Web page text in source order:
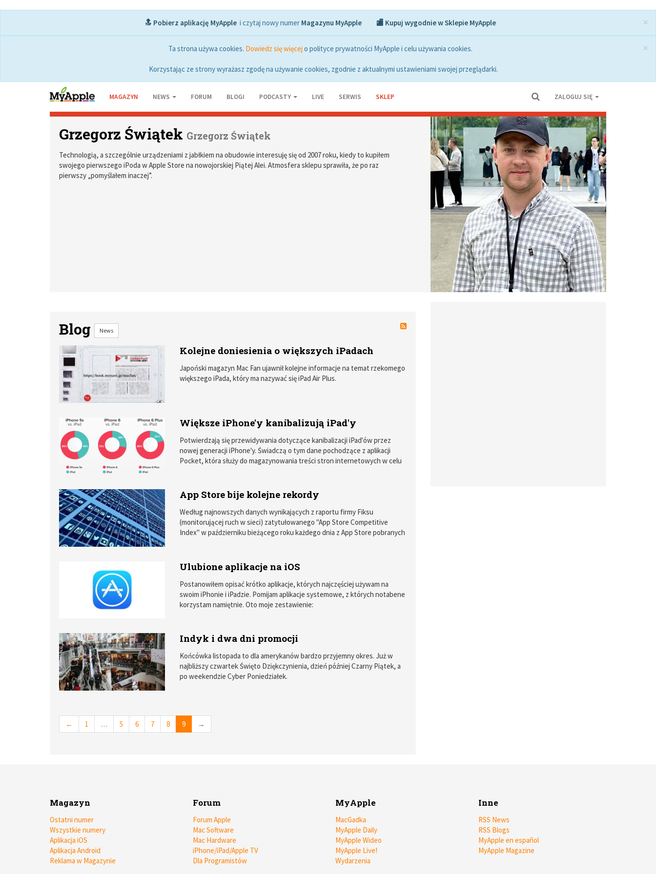
×
🔝 Pobierz aplikację MyApple i czytaj nowy numer Magazynu MyApple 🏬 Kupuj wygodnie w Sklepie MyApple
×
Ta strona używa cookies. Dowiedz się więcej o polityce prywatności MyApple i celu używania cookies.
Korzystając ze strony wyrażasz zgodę na używanie cookies, zgodnie z aktualnymi ustawieniami swojej przeglądarki.
MAGAZYN NEWS FORUM BLOGI PODCASTY LIVE SERWIS SKLEP ZALOGUJ SIĘ
Grzegorz Świątek Grzegorz Świątek
Technologią, a szczególnie urządzeniami z jabłkiem na obudowie interesuję się od 2007 roku, kiedy to kupiłem
swojego pierwszego iPoda w Apple Store na nowojorskiej Piątej Alei. Atmosfera sklepu sprawiła, że po raz
pierwszy „pomyślałem inaczej”.
Blog News
Kolejne doniesienia o większych iPadach
Japoński magazyn Mac Fan ujawnił kolejne informacje na temat rzekomego
większego iPada, który ma nazywać się iPad Air Plus.
Większe iPhone'y kanibalizują iPad'y
Potwierdzają się przewidywania dotyczące kanibalizacji iPad'ów przez
nowej generacji iPhone'y. Świadczą o tym dane pochodzące z aplikacji
Pocket, która służy do magazynowania treści stron internetowych w celu
App Store bije kolejne rekordy
Według najnowszych danych wynikających z raportu firmy Fiksu
(monitorującej ruch w sieci) zatytułowanego "App Store Competitive
Index" w październiku bieżącego roku każdego dnia z App Store pobranych
Ulubione aplikacje na iOS
Postanowiłem opisać krótko aplikacje, których najczęściej używam na
swoim iPhonie i iPadzie. Pomijam aplikacje systemowe, z których notabene
korzystam namiętnie. Oto moje zestawienie:
Indyk i dwa dni promocji
Końcówka listopada to dla amerykanów bardzo przyjemny okres. Już w
najbliższy czwartek Święto Dziękczynienia, dzień później Czarny Piątek, a
po weekendzie Cyber Poniedziałek.
← 1 … 5 6 7 8 9 →
Magazyn
Ostatni numer
Wszystkie numery
Aplikacja iOS
Aplikacja Android
Reklama w Magazynie
Forum
Forum Apple
Mac Software
Mac Hardware
iPhone/iPad/Apple TV
Dla Programistów
MyApple
MacGadka
MyApple Daily
MyApple Wideo
MyApple Live!
Wydarzenia
Inne
RSS News
RSS Blogs
MyApple en español
MyApple Magazine